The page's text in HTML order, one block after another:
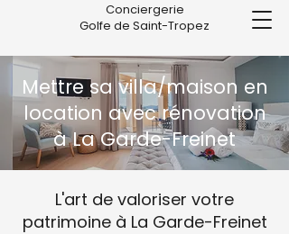
Conciergerie
Golfe de Saint-Tropez
Mettre sa villa/maison en
location avec rénovation
à La Garde-Freinet
L'art de valoriser votre
patrimoine à La Garde-Freinet